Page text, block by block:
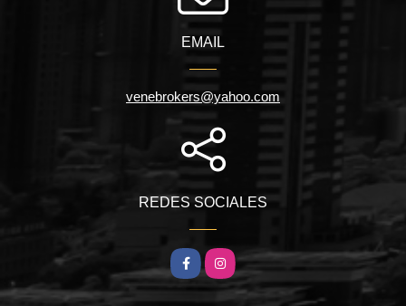
EMAIL
venebrokers@yahoo.com
REDES SOCIALES
FacebookInstagram